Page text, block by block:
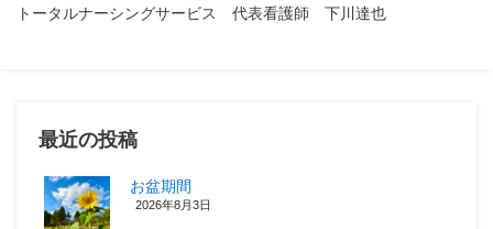
トータルナーシングサービス 代表看護師 下川達也
最近の投稿
お盆期間
2026年8月3日